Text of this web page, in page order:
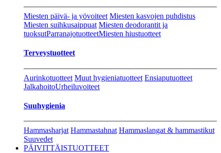
Miesten päivä- ja yövoiteet Miesten kasvojen puhdistus
Miesten suihkusaippuat Miesten deodorantit ja
tuoksutParranajotuotteetMiesten hiustuotteet
Terveystuotteet
Aurinkotuotteet Muut hygieniatuotteet Ensiaputuotteet
JalkahoitoUrheiluvoiteet
Suuhygienia
Hammasharjat Hammastahnat Hammaslangat & hammastikut
Suuvedet
PÄIVITTÄISTUOTTEET